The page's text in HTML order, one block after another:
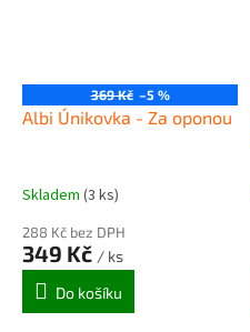
369 Kč –5 %
Albi Únikovka - Za oponou
Skladem (3 ks)
288 Kč bez DPH
349 Kč / ks
Do košíku